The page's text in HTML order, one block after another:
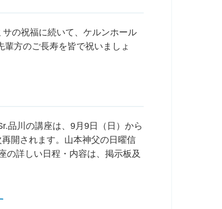
の祝福に続いて、ケルンホール
方のご長寿を皆で祝いましょ
品川の講座は、9月9日（日）から
開されます。山本神父の日曜信
の詳しい日程・内容は、掲示板及